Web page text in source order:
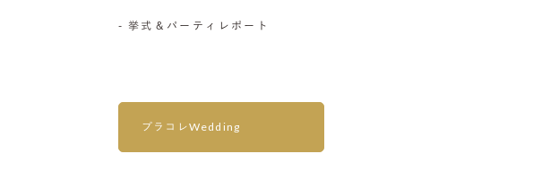
- 挙式＆パーティレポート
プラコレWedding